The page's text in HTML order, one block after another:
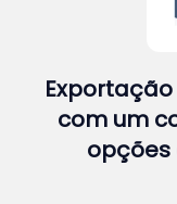
com um